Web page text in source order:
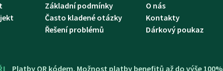
Základní podmínky
Často kladené otázky
Řešení problémů
O nás
Kontakty
Dárkový poukaz
Platby QR kódem. Možnost platby benefitů až do výše 100%